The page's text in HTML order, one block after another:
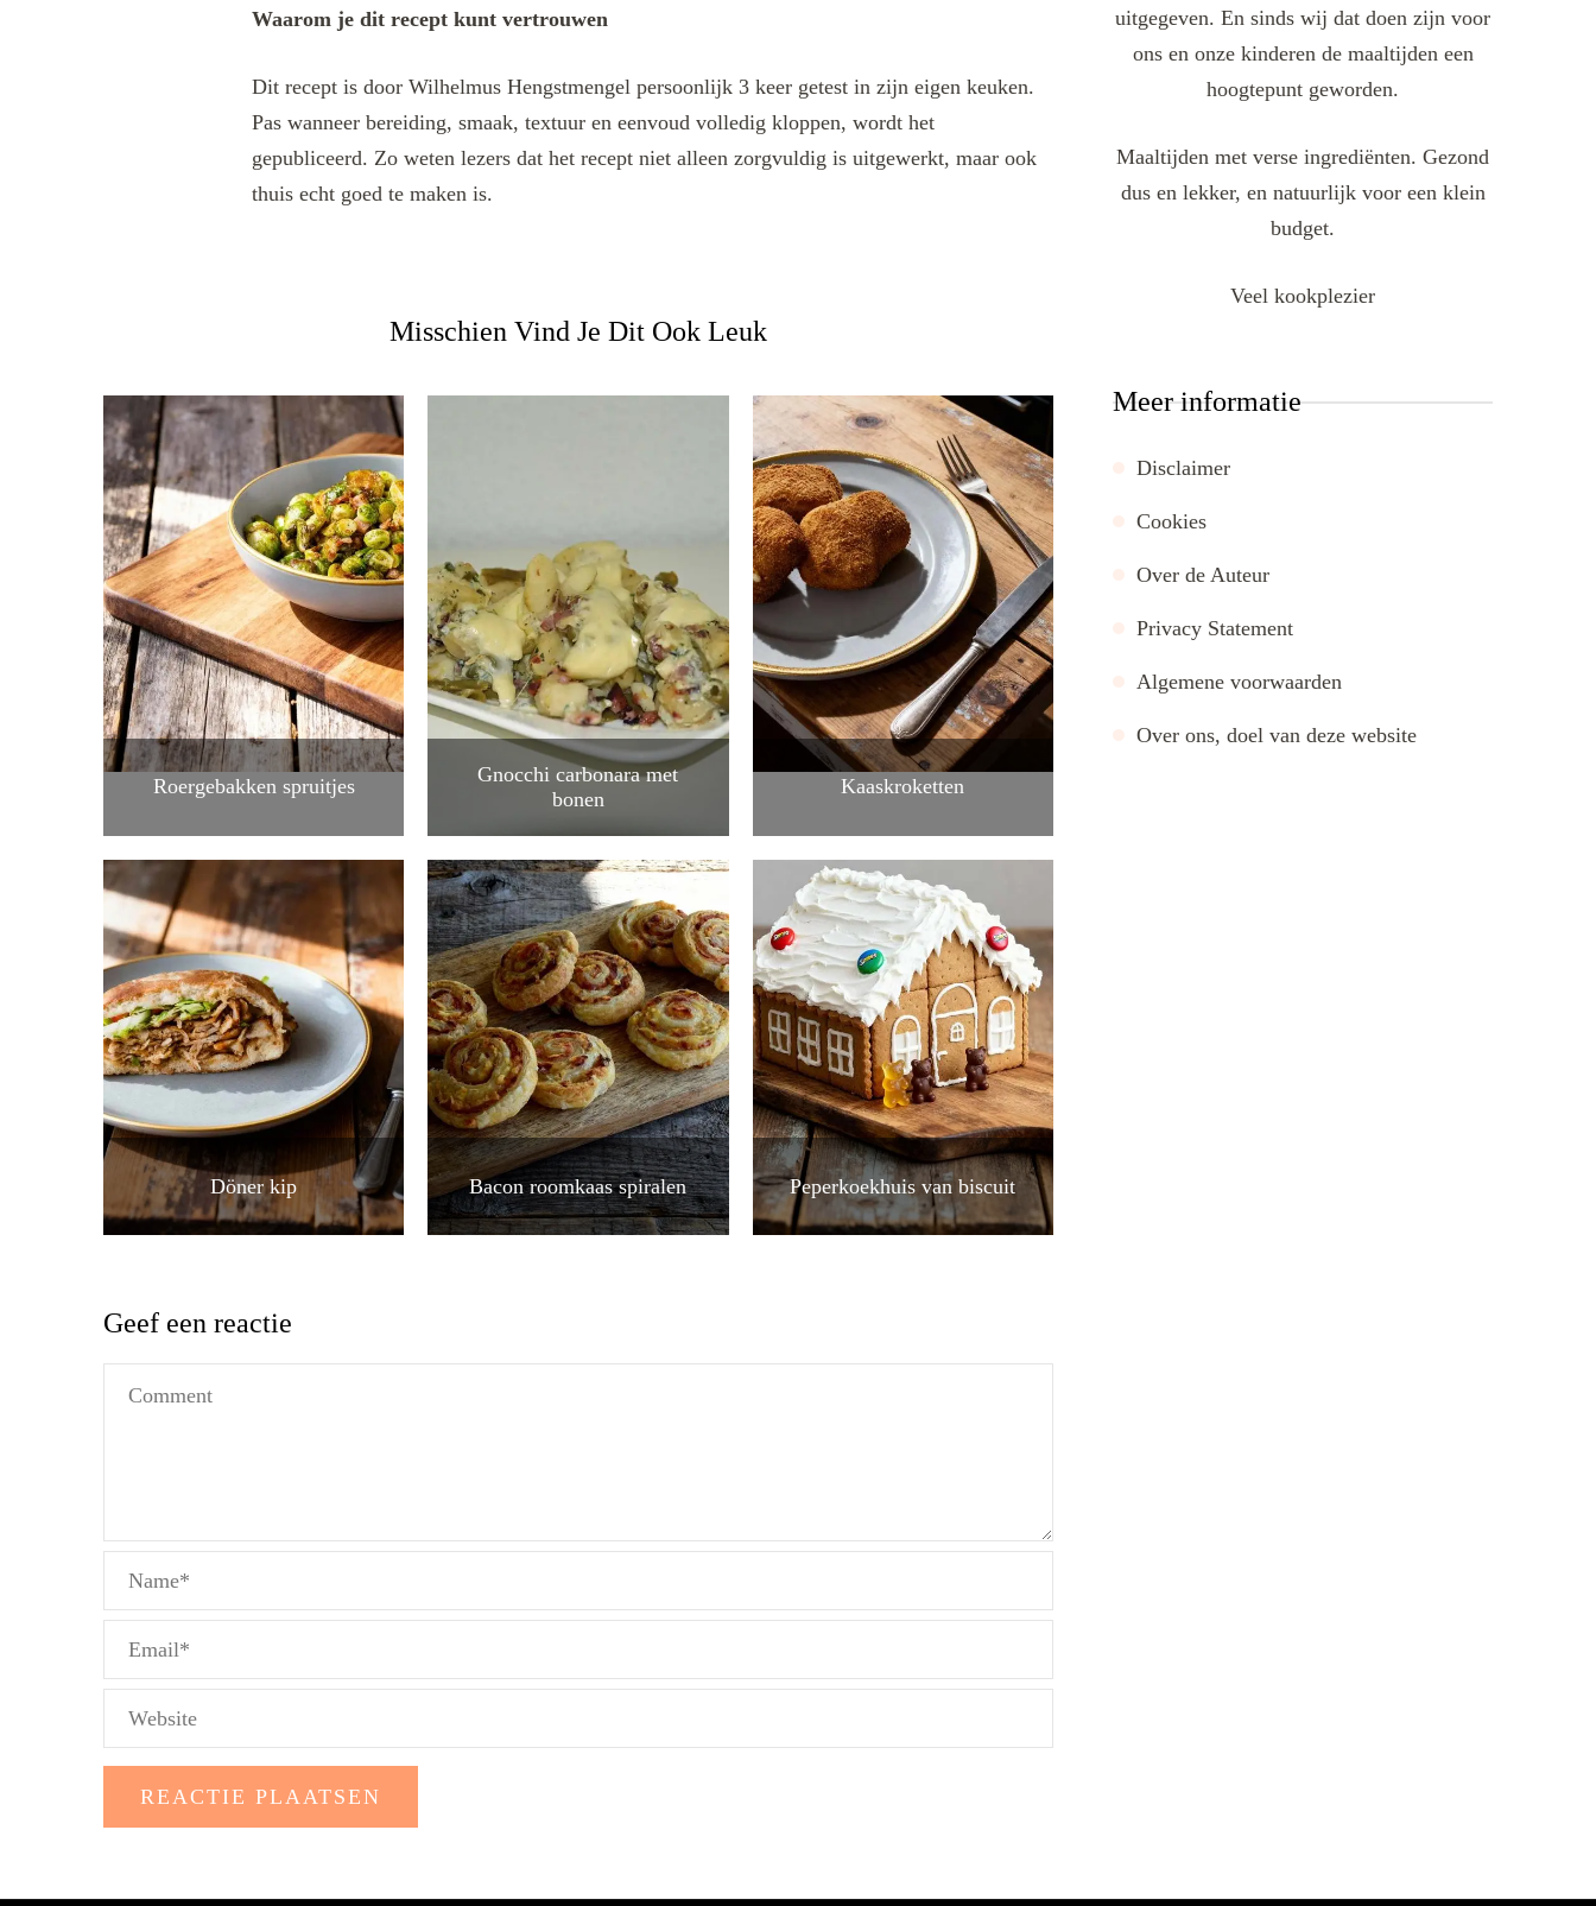
Waarom je dit recept kunt vertrouwen
Dit recept is door Wilhelmus Hengstmengel persoonlijk 3 keer getest in zijn eigen keuken.
Pas wanneer bereiding, smaak, textuur en eenvoud volledig kloppen, wordt het
gepubliceerd. Zo weten lezers dat het recept niet alleen zorgvuldig is uitgewerkt, maar ook
thuis echt goed te maken is.
Misschien Vind Je Dit Ook Leuk
Roergebakken spruitjes
Gnocchi carbonara met
bonen
Kaaskroketten
Döner kip Bacon roomkaas spiralen Peperkoekhuis van biscuit
Geef een reactie
uitgegeven. En sinds wij dat doen zijn voor
ons en onze kinderen de maaltijden een
hoogtepunt geworden.
Maaltijden met verse ingrediënten. Gezond
dus en lekker, en natuurlijk voor een klein
budget.
Veel kookplezier
Meer informatie
Disclaimer
Cookies
Over de Auteur
Privacy Statement
Algemene voorwaarden
Over ons, doel van deze website